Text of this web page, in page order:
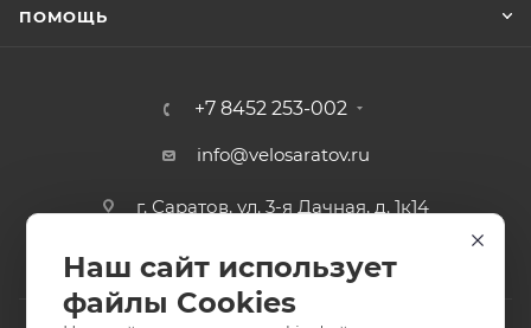
ПОМОЩЬ
+7 8452 253-002
info@velosaratov.ru
г. Саратов, ул. 3-я Дачная, д. 1к14
Наш сайт использует
файлы Cookies